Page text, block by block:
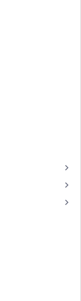
keyboard_arrow_right
keyboard_arrow_right
keyboard_arrow_right